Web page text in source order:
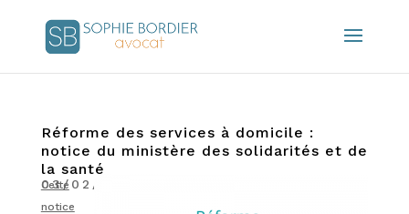
Réforme des services à domicile :
notice du ministère des solidarités et de
la santé
03/02/2022
Cette
notice